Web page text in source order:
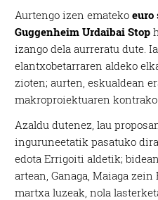
Aurtengo izen ematekoeuro
Guggenheim Urdaibai Stop
izango dela aurreratu dute.
elantxobetarraren aldeko
zioten; aurten, eskualdean
makroproiektuaren
Azaldu dutenez, lau
inguruneetatik pasatuko
edota Errigoiti aldetik;
artean, Ganaga, Maiaga
martxa luzeak, nola